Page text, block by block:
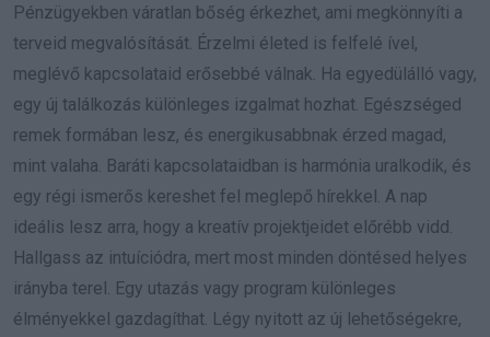
Pénzügyekben váratlan bőség érkezhet, ami megkönnyíti a
terveid megvalósítását. Érzelmi életed is felfelé ível,
meglévő kapcsolataid erősebbé válnak. Ha egyedülálló vagy,
egy új találkozás különleges izgalmat hozhat. Egészséged
remek formában lesz, és energikusabbnak érzed magad,
mint valaha. Baráti kapcsolataidban is harmónia uralkodik, és
egy régi ismerős kereshet fel meglepő hírekkel. A nap
ideális lesz arra, hogy a kreatív projektjeidet előrébb vidd.
Hallgass az intuíciódra, mert most minden döntésed helyes
irányba terel. Egy utazás vagy program különleges
élményekkel gazdagíthat. Légy nyitott az új lehetőségekre,